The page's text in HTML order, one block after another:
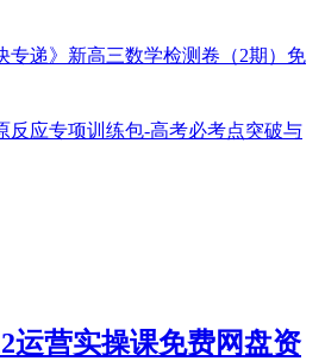
专递》新高三数学检测卷（2期）免
反应专项训练包-高考必考点突破与
运营实操课免费网盘资